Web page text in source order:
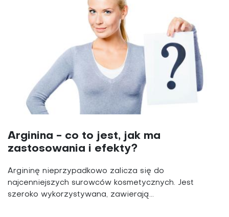
Arginina - co to jest, jak ma
zastosowania i efekty?
Argininę nieprzypadkowo zalicza się do
najcenniejszych surowców kosmetycznych. Jest
szeroko wykorzystywana, zawierają...